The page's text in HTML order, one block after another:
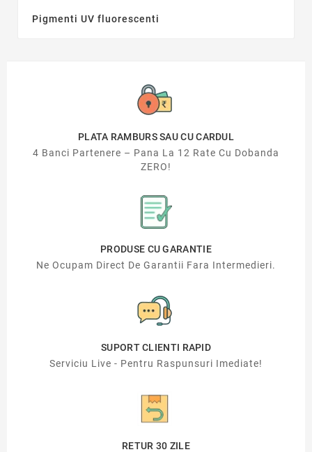
Pigmenti UV fluorescenti
PLATA RAMBURS SAU CU CARDUL
4 Banci Partenere – Pana La 12 Rate Cu Dobanda
ZERO!
PRODUSE CU GARANTIE
Ne Ocupam Direct De Garantii Fara Intermedieri.
SUPORT CLIENTI RAPID
Serviciu Live - Pentru Raspunsuri Imediate!
RETUR 30 ZILE